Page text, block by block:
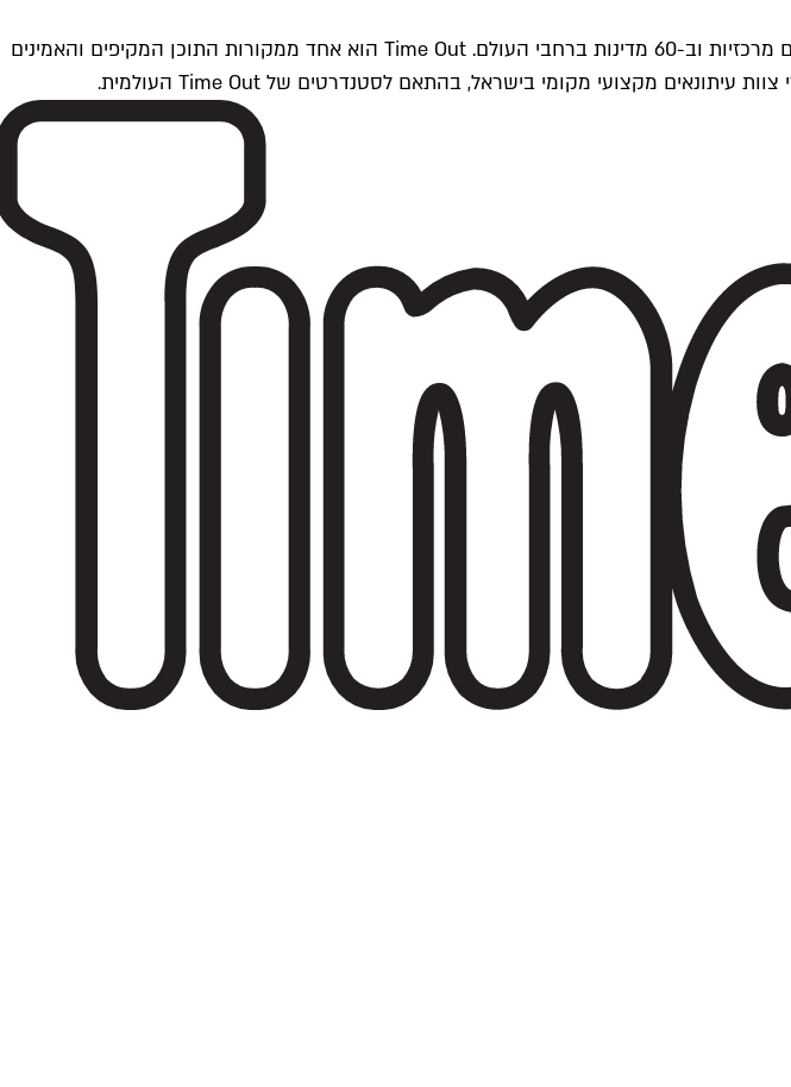
Time Outתל אביב הוא חלק מרשת Time Out Global — רשת מדיה בינלאומית הפועלת ב-360 ערים מרכזיות וב-60 מדינות ברחבי העולם. Time Out הוא אחד ממקורות התוכן המקיפים והאמינים